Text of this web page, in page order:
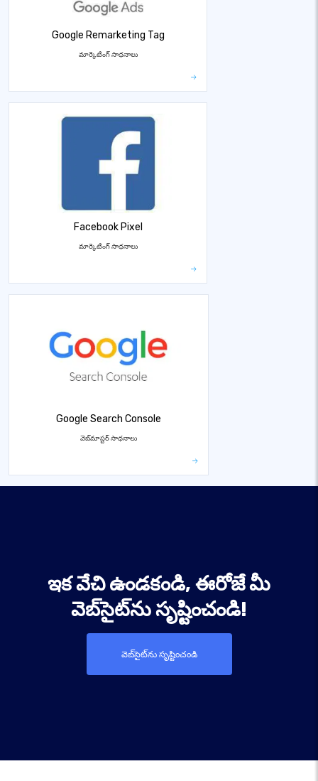
Google Remarketing Tag
మార్కెటింగ్ సాధనాలు
Facebook Pixel
మార్కెటింగ్ సాధనాలు
Google Search Console
వెబ్‌మాస్టర్ సాధనాలు
ఇక వేచి ఉండకండి, ఈరోజే మీ
వెబ్‌సైట్‌ను సృష్టించండి!
వెబ్‌సైట్‌ను సృష్టించండి